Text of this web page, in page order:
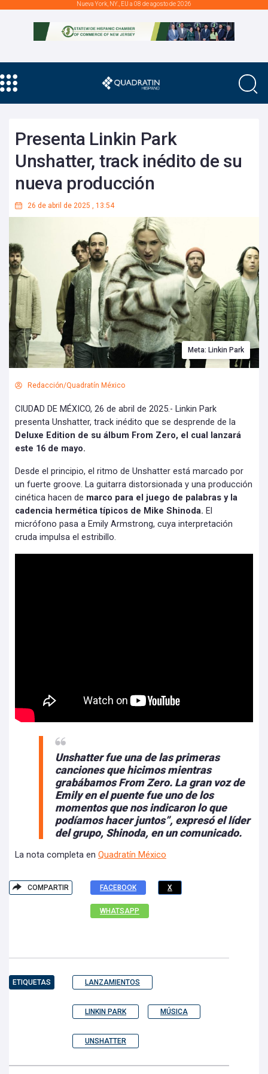
Nueva York, NY., EU a 08 de agosto de 2026
Presenta Linkin Park
Unshatter, track inédito de su
nueva producción
26 de abril de 2025 , 13:54
Meta: Linkin Park
Redacción/Quadratín México
CIUDAD DE MÉXICO, 26 de abril de 2025.- Linkin Park
presenta Unshatter, track inédito que se desprende de la
Deluxe Edition de su álbum From Zero, el cual lanzará
este 16 de mayo.
Desde el principio, el ritmo de Unshatter está marcado por
un fuerte groove. La guitarra distorsionada y una producción
cinética hacen de marco para el juego de palabras y la
cadencia hermética típicos de Mike Shinoda. El
micrófono pasa a Emily Armstrong, cuya interpretación
cruda impulsa el estribillo.
Unshatter fue una de las primeras
canciones que hicimos mientras
grabábamos From Zero. La gran voz de
Emily en el puente fue uno de los
momentos que nos indicaron lo que
podíamos hacer juntos”, expresó el líder
del grupo, Shinoda, en un comunicado.
La nota completa en Quadratín México
COMPARTIR FACEBOOK X
WHATSAPP
ETIQUETAS LANZAMIENTOS
LINKIN PARK MÚSICA
UNSHATTER